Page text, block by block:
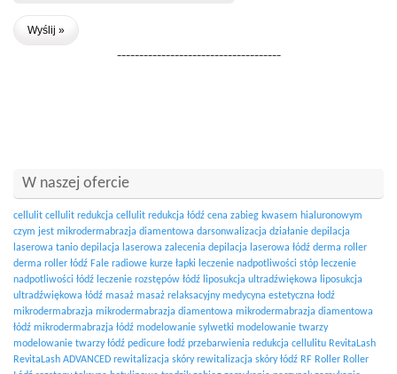
-------------------------------------
W naszej ofercie
cellulit cellulit redukcja cellulit redukcja łódź cena zabieg kwasem hialuronowym
czym jest mikrodermabrazja diamentowa darsonwalizacja działanie depilacja
laserowa tanio depilacja laserowa zalecenia depilacja laserowa łódź derma roller
derma roller łódź Fale radiowe kurze łapki leczenie nadpotliwości stóp leczenie
nadpotliwości łódź leczenie rozstępów łódź liposukcja ultradźwiękowa liposukcja
ultradźwiękowa łódź masaż masaż relaksacyjny medycyna estetyczna łodź
mikrodermabrazja mikrodermabrazja diamentowa mikrodermabrazja diamentowa
łódź mikrodermabrazja łódź modelowanie sylwetki modelowanie twarzy
modelowanie twarzy łódź pedicure łodź przebarwienia redukcja cellulitu RevitaLash
RevitaLash ADVANCED rewitalizacja skóry rewitalizacja skóry łódź RF Roller Roller